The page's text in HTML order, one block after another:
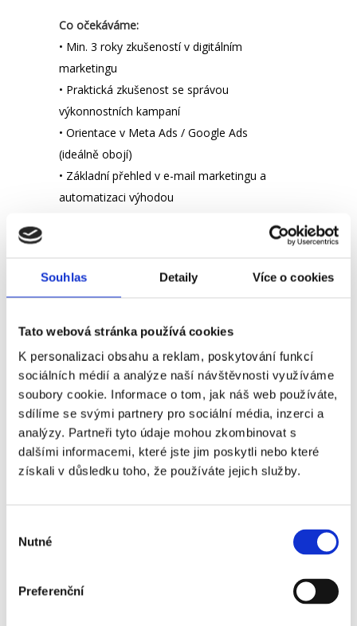
Souhlas Detaily Více o cookies
Tato webová stránka používá cookies
K personalizaci obsahu a reklam, poskytování funkcí
sociálních médií a analýze naší návštěvnosti využíváme
soubory cookie. Informace o tom, jak náš web používáte,
sdílíme se svými partnery pro sociální média, inzerci a
analýzy. Partneři tyto údaje mohou zkombinovat s
dalšími informacemi, které jste jim poskytli nebo které
získali v důsledku toho, že používáte jejich služby.
souhlasu
Nutné
Preferenční
Co očekáváme:
• Min. 3 roky zkušeností v digitálním
marketingu
• Praktická zkušenost se správou
výkonnostních kampaní
• Orientace v Meta Ads / Google Ads
(ideálně obojí)
• Základní přehled v e-mail marketingu a
automatizaci výhodou
věci do konce
• Reálný dopad na výkon marketingu a
výsledky projektů
• Prostor zkoušet nové přístupy a nápady
• Žádná zbytečná korporátní agenda
• Příjemné benefity (stravenkový paušál
120 Kč / den, doprava, pojištění…)
• Věrnostní bonusy a sleva na firemní